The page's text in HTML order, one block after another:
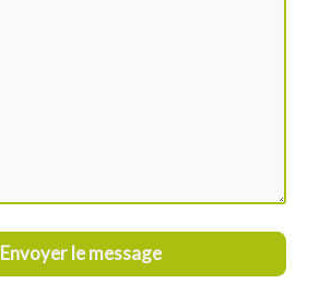
Envoyer le message